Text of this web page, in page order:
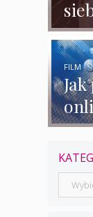
FILM
Kategorie